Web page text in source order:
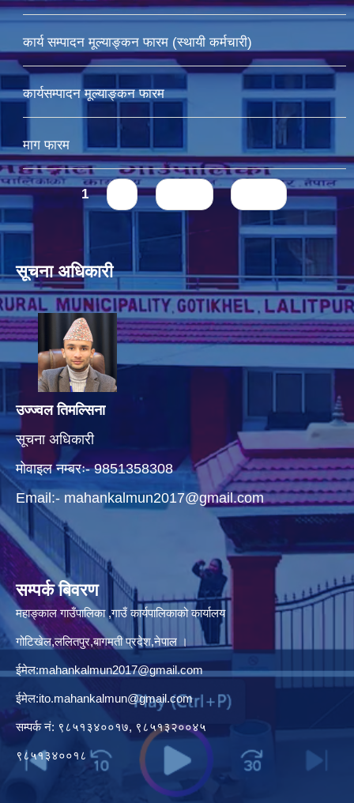
कार्य सम्पादन मूल्याङ्कन फारम (स्थायी कर्मचारी)
कार्यसम्पादन मूल्याङ्कन फारम
माग फारम
Pages1
सूचना अधिकारी
उज्ज्वल तिमल्सिना
सूचना अधिकारी
मोवाइल नम्बरः- 9851358308
Email:- mahankalmun2017@gmail.com
सम्पर्क बिवरण
महाङ्काल गाउँपालिका ,गाउँ कार्यपालिकाको कार्यालय
गोटिखेल,ललितपुर,बागमती प्रदेश,नेपाल ।
ईमेल:mahankalmun2017@gmail.com
ईमेल:ito.mahankalmun@gmail.com
सम्पर्क नं: ९८५१३४००१७, ९८५१३२००४५
९८५१३४००१८